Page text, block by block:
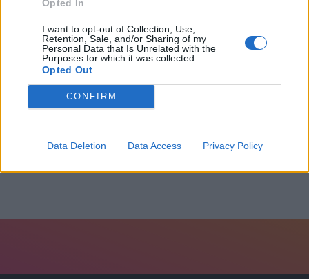
Opted In
I want to opt-out of Collection, Use,
Retention, Sale, and/or Sharing of my
Personal Data that Is Unrelated with the
Purposes for which it was collected.
Opted Out
CONFIRM
Data Deletion Data Access Privacy Policy
Παπαδρόσος: Το παρασκήνιο της αποχώρησης
του από...